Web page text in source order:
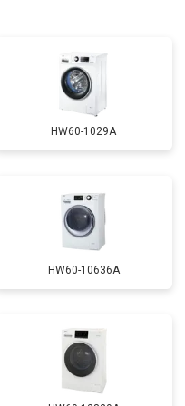
от 2450 ₽
от 1850 ₽ Заказать
от 2000 ₽
Заказать
от 3800 ₽ Заказать
Заказать
от 2300 ₽
HW60-1029A
HW60-10636A